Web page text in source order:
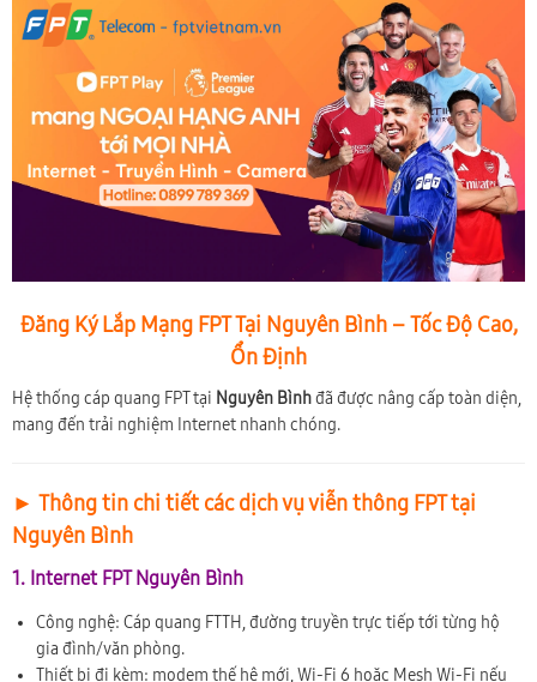
Đăng Ký Lắp Mạng FPT Tại Nguyên Bình – Tốc Độ Cao,
Ổn Định
Hệ thống cáp quang FPT tại Nguyên Bìnhđã được nâng cấp toàn diện,
mang đến trải nghiệm Internet nhanh chóng.
► Thông tin chi tiết các dịch vụ viễn thông FPT tại
Nguyên Bình
1. Internet FPT Nguyên Bình
Công nghệ: Cáp quang FTTH, đường truyền trực tiếp tới từng hộ
gia đình/văn phòng.
Thiết bị đi kèm: modem thế hệ mới, Wi-Fi 6 hoặc Mesh Wi-Fi nếu